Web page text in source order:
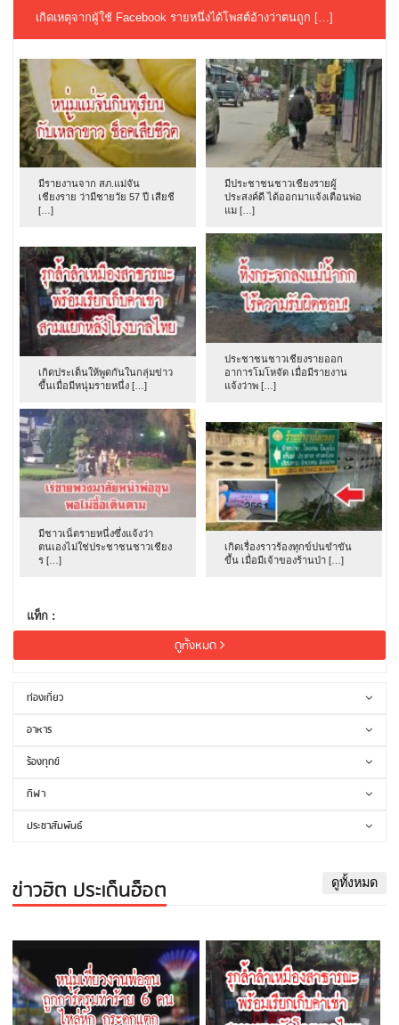
เกิดเหตุจากผู้ใช้ Facebook รายหนึ่งได้โพสต์อ้างว่าตนถูก […]
มีรายงานจาก สภ.แม่จัน
เชียงราย ว่ามีชายวัย 57 ปี เสียชี
[…]
มีประชาชนชาวเชียงรายผู้
ประสงค์ดี ได้ออกมาแจ้งเตือนพ่อ
แม […]
เกิดประเด็นให้พูดกันในกลุ่มข่าว
ขึ้นเมื่อมีหนุ่มรายหนึ่ง […]
ประชาชนชาวเชียงรายออก
อาการโมโหจัด เมื่อมีรายงาน
แจ้งว่าพ […]
มีชาวเน็ตรายหนึ่งซึ่งแจ้งว่า
ตนเองไม่ใช่ประชาชนชาวเชียง
ร […]
เกิดเรื่องราวร้องทุกข์ปนขำขัน
ขึ้น เมื่อมีเจ้าของร้านป่า […]
แท็ก :
ดูทั้งหมด
ท่องเที่ยว
อาหาร
ร้องทุกข์
กีฬา
ประชาสัมพันธ์
ข่าวฮิต ประเด็นฮ็อต ดูทั้งหมด